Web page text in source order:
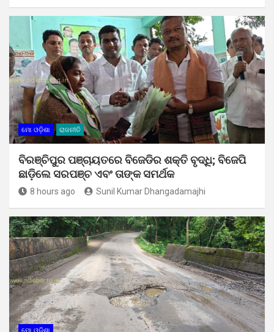
ମୋ ଓଡ଼ିଶା ରାଜନୀତି
ବିରଞ୍ଚିପୁର ପଞ୍ଚାୟତରେ ବିଜେଡିର ଶକ୍ତି ବୃଦ୍ଧି; ବିଜେପି
ଛାଡ଼ିଲେ ସରପଞ୍ଚ ଏବଂ ତାଙ୍କ ସମର୍ଥକ
8 hours ago Sunil Kumar Dhangadamajhi
ମୋ ଓଡ଼ିଶା